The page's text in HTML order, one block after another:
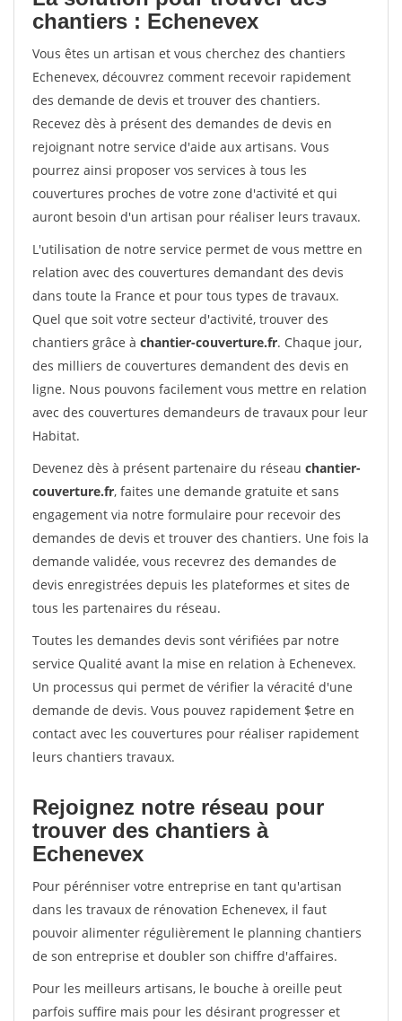
chantiers : Echenevex
Vous êtes un artisan et vous cherchez des chantiers
Echenevex, découvrez comment recevoir rapidement
des demande de devis et trouver des chantiers.
Recevez dès à présent des demandes de devis en
rejoignant notre service d'aide aux artisans. Vous
pourrez ainsi proposer vos services à tous les
couvertures proches de votre zone d'activité et qui
auront besoin d'un artisan pour réaliser leurs travaux.
L'utilisation de notre service permet de vous mettre en
relation avec des couvertures demandant des devis
dans toute la France et pour tous types de travaux.
Quel que soit votre secteur d'activité, trouver des
chantiers grâce à chantier-couverture.fr. Chaque jour,
des milliers de couvertures demandent des devis en
ligne. Nous pouvons facilement vous mettre en relation
avec des couvertures demandeurs de travaux pour leur
Habitat.
Devenez dès à présent partenaire du réseau chantier-
couverture.fr, faites une demande gratuite et sans
engagement via notre formulaire pour recevoir des
demandes de devis et trouver des chantiers. Une fois la
demande validée, vous recevrez des demandes de
devis enregistrées depuis les plateformes et sites de
tous les partenaires du réseau.
Toutes les demandes devis sont vérifiées par notre
service Qualité avant la mise en relation à Echenevex.
Un processus qui permet de vérifier la véracité d'une
demande de devis. Vous pouvez rapidement $etre en
contact avec les couvertures pour réaliser rapidement
leurs chantiers travaux.
Rejoignez notre réseau pour
trouver des chantiers à
Echenevex
Pour pérénniser votre entreprise en tant qu'artisan
dans les travaux de rénovation Echenevex, il faut
pouvoir alimenter régulièrement le planning chantiers
de son entreprise et doubler son chiffre d'affaires.
Pour les meilleurs artisans, le bouche à oreille peut
parfois suffire mais pour les désirant progresser et